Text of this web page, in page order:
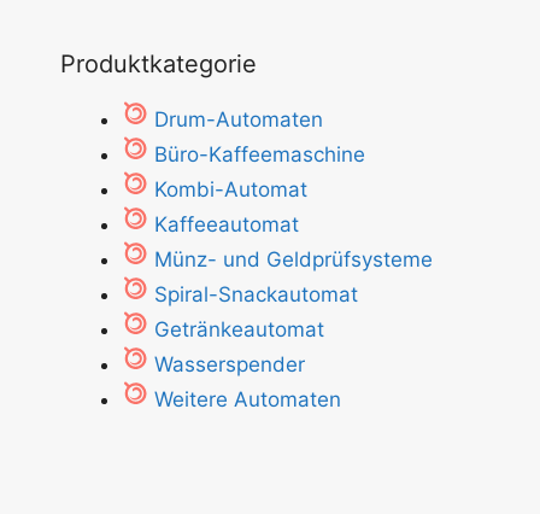
Produktkategorie
Drum-Automaten
Büro-Kaffeemaschine
Kombi-Automat
Kaffeeautomat
Münz- und Geldprüfsysteme
Spiral-Snackautomat
Getränkeautomat
Wasserspender
Weitere Automaten